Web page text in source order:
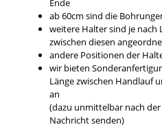
ab 60cm sind die
weitere Halter sind je nach
zwischen diesen
andere Positionen der
wir bieten
Länge zwischen Handlauf
an
(dazu unmittelbar nach
Nachricht senden)